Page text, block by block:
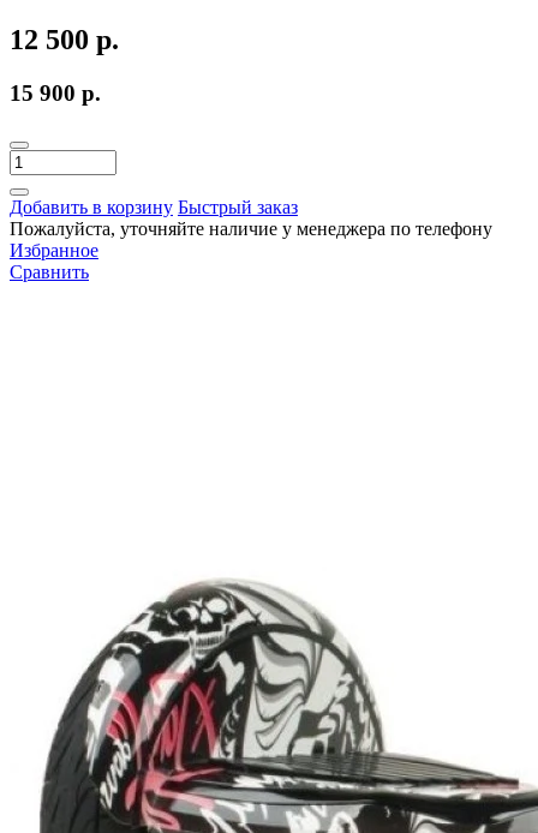
12 500 р.
15 900 р.
Добавить в корзину Быстрый заказ
Пожалуйста, уточняйте наличие у менеджера по телефону
Избранное
Сравнить